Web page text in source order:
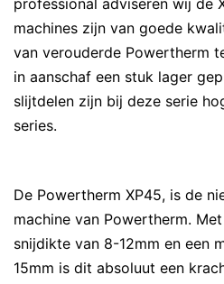
professional adviseren wij de
machines zijn van goede
van verouderde Powertherm
in aanschaf een stuk lager
slijtdelen zijn bij deze serie
series.
De Powertherm XP45, is de
machine van Powertherm.
snijdikte van 8-12mm en een
15mm is dit absoluut een